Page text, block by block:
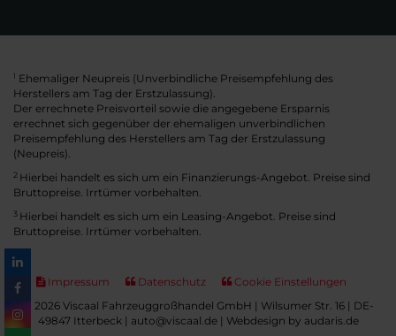
1 Ehemaliger Neupreis (Unverbindliche Preisempfehlung des
Herstellers am Tag der Erstzulassung).
Der errechnete Preisvorteil sowie die angegebene Ersparnis
errechnet sich gegenüber der ehemaligen unverbindlichen
Preisempfehlung des Herstellers am Tag der Erstzulassung
(Neupreis).
2 Hierbei handelt es sich um ein Finanzierungs-Angebot. Preise sind
Bruttopreise. Irrtümer vorbehalten.
3 Hierbei handelt es sich um ein Leasing-Angebot. Preise sind
Bruttopreise. Irrtümer vorbehalten.
Impressum Datenschutz
Cookie Einstellungen
© 2026 Viscaal Fahrzeuggroßhandel GmbH | Wilsumer Str. 16 | DE-
49847 Itterbeck | auto@viscaal.de | Webdesign by audaris.de